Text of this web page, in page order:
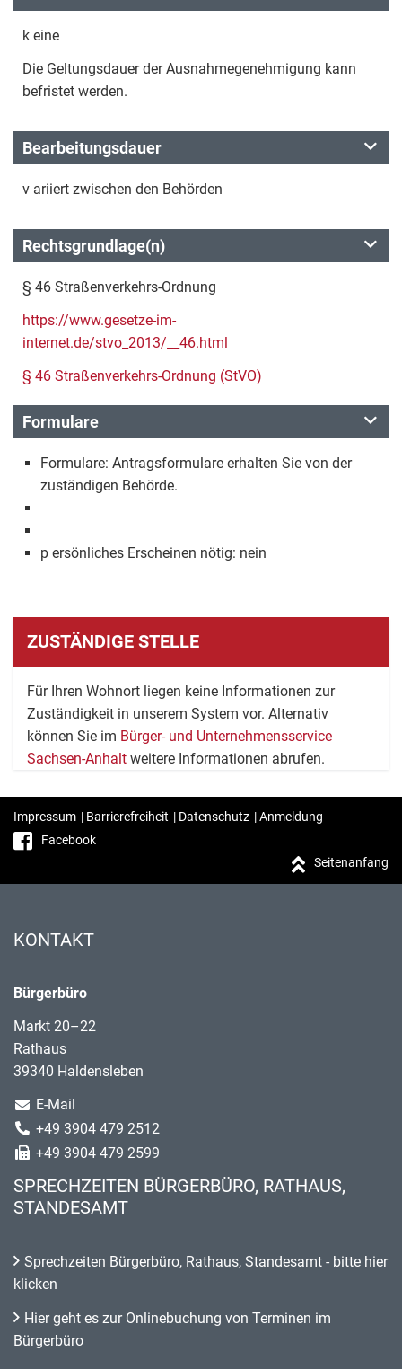
k eine
Die Geltungsdauer der Ausnahmegenehmigung kann
befristet werden.
Bearbeitungsdauer
v ariiert zwischen den Behörden
Rechtsgrundlage(n)
§ 46 Straßenverkehrs-Ordnung
https://www.gesetze-im-
internet.de/stvo_2013/__46.html
§ 46 Straßenverkehrs-Ordnung (StVO)
Formulare
Formulare: Antragsformulare erhalten Sie von der
zuständigen Behörde.
p ersönliches Erscheinen nötig: nein
ZUSTÄNDIGE STELLE
Für Ihren Wohnort liegen keine Informationen zur
Zuständigkeit in unserem System vor. Alternativ
können Sie im Bürger- und Unternehmensservice
Sachsen-Anhalt weitere Informationen abrufen.
Impressum | Barrierefreiheit | Datenschutz |Anmeldung
Facebook
Seitenanfang
KONTAKT
Bürgerbüro
Markt 20–22
Rathaus
39340 Haldensleben
E-Mail
+49 3904 479 2512
+49 3904 479 2599
SPRECHZEITEN BÜRGERBÜRO, RATHAUS,
STANDESAMT
Sprechzeiten Bürgerbüro, Rathaus, Standesamt - bitte hier
klicken
Hier geht es zur Onlinebuchung von Terminen im
Bürgerbüro